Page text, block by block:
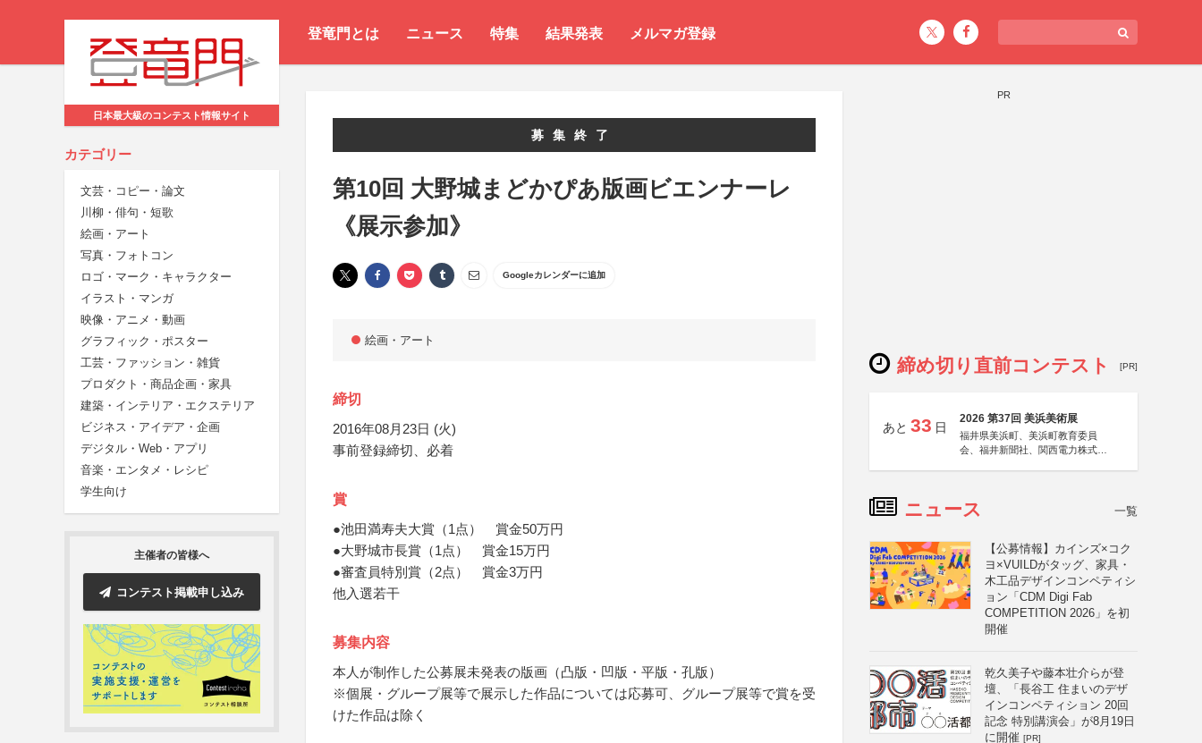
登竜門とは ニュース 特集 結果発表 メルマガ登録
日本最大級のコンテスト情報サイト
カテゴリー
文芸・コピー・論文
川柳・俳句・短歌
絵画・アート
写真・フォトコン
ロゴ・マーク・キャラクター
イラスト・マンガ
映像・アニメ・動画
グラフィック・ポスター
工芸・ファッション・雑貨
プロダクト・商品企画・家具
建築・インテリア・エクステリア
ビジネス・アイデア・企画
デジタル・Web・アプリ
音楽・エンタメ・レシピ
学生向け
主催者の皆様へ
コンテスト掲載申し込み
募集終了
第10回 大野城まどかぴあ版画ビエンナーレ
《展示参加》
Googleカレンダーに追加
絵画・アート
締切
2016年08月23日 (火)
事前登録締切、必着
賞
●池田満寿夫大賞（1点） 賞金50万円
●大野城市長賞（1点） 賞金15万円
●審査員特別賞（2点） 賞金3万円
他入選若干
募集内容
本人が制作した公募展未発表の版画（凸版・凹版・平版・孔版）
※個展・グループ展等で展示した作品については応募可、グループ展等で賞を受
けた作品は除く
PR
締め切り直前コンテスト [PR]
あと 33 日
2026 第37回 美浜美術展
福井県美浜町、美浜町教育委員
会、福井新聞社、関西電力株式会
ニュース 一覧
【公募情報】カインズ×コク
ヨ×VUILDがタッグ、家具・
木工品デザインコンペティシ
ョン「CDM Digi Fab
COMPETITION 2026」を初
開催
乾久美子や藤本壮介らが登
壇、「長谷工 住まいのデザ
インコンペティション 20回
記念 特別講演会」が8月19日
に開催 [PR]